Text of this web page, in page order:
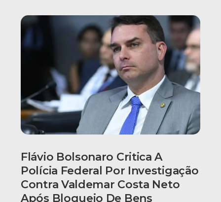
Flávio Bolsonaro Critica A
Polícia Federal Por Investigação
Contra Valdemar Costa Neto
Após Bloqueio De Bens